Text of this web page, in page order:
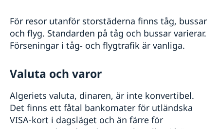
För resor utanför storstäderna finns tåg, bussar
och flyg. Standarden på tåg och bussar varierar.
Förseningar i tåg- och flygtrafik är vanliga.
Valuta och varor
Algeriets valuta, dinaren, är inte konvertibel.
Det finns ett fåtal bankomater för utländska
VISA-kort i dagsläget och än färre för